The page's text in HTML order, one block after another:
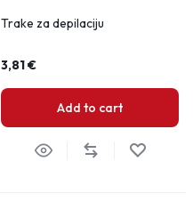
Trake za depilaciju
3,81€
Add to cart